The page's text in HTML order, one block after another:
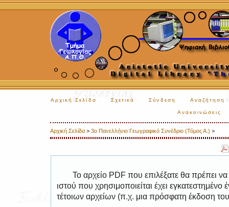
Αρχική Σελίδα Σχετικά Σύνδεση Αναζήτηση
Ανακοινώσεις
Αρχική Σελίδα > 3ο Πανελλήνιο Γεωγραφικό Συνέδριο (Τόμος Α.) >
Το αρχείο PDF που επιλέξατε θα πρέπει
ιστού που χρησιμοποιείται έχει
τέτοιων αρχείων (π.χ. μια πρόσφατη έκδοση